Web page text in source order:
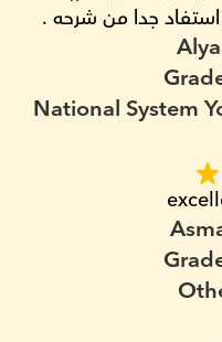
جدا من شرحه .
National System